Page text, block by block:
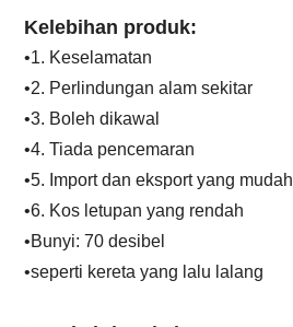
Kelebihan produk:
•1. Keselamatan
•2. Perlindungan alam sekitar
•3. Boleh dikawal
•4. Tiada pencemaran
•5. Import dan eksport yang mudah
•6. Kos letupan yang rendah
•Bunyi: 70 desibel
•seperti kereta yang lalu lalang